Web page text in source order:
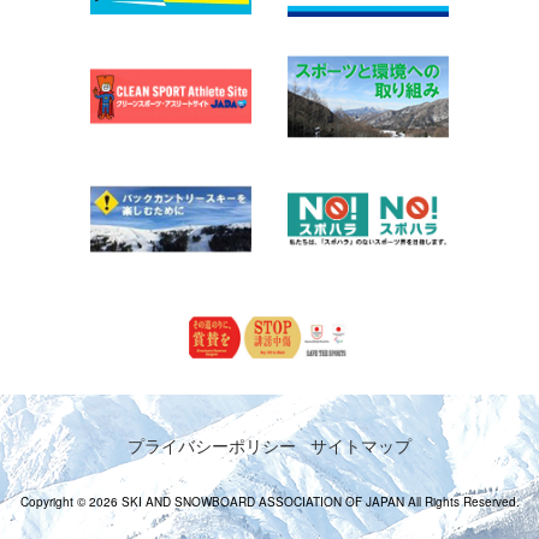
プライバシーポリシー サイトマップ
Copyright © 2026 SKI AND SNOWBOARD ASSOCIATION OF JAPAN All Rights Reserved.